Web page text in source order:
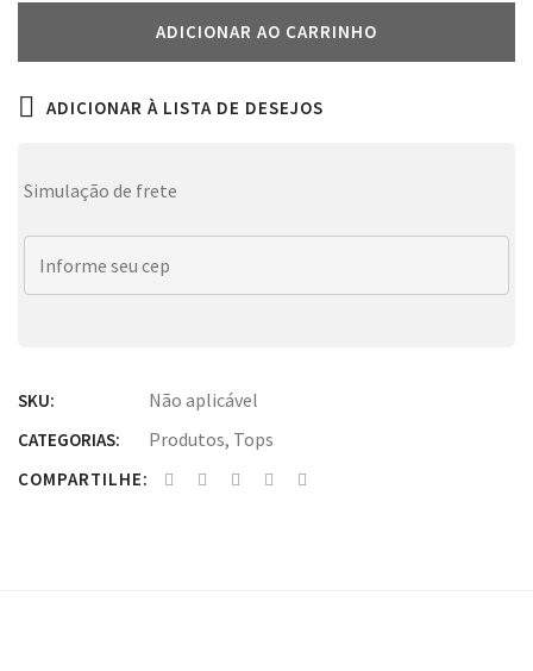
ADICIONAR AO CARRINHO
ADICIONAR À LISTA DE DESEJOS
Simulação de frete
SKU: Não aplicável
CATEGORIAS: Produtos, Tops
COMPARTILHE: